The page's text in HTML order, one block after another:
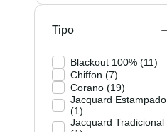
Tipo
Blackout 100% (11)
Chiffon (7)
Corano (19)
Jacquard Estampado
(1)
Jacquard Tradicional